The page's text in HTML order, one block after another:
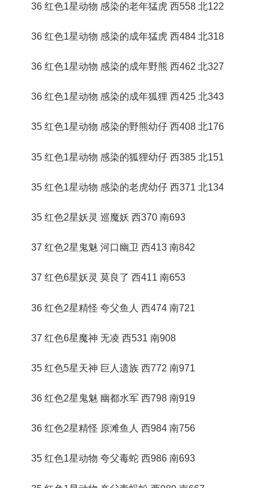
36 红色1星动物 感染的老年猛虎 西558 北122
36 红色1星动物 感染的成年猛虎 西484 北318
36 红色1星动物 感染的成年野熊 西462 北327
36 红色1星动物 感染的成年狐狸 西425 北343
35 红色1星动物 感染的野熊幼仔 西408 北176
35 红色1星动物 感染的狐狸幼仔 西385 北151
35 红色1星动物 感染的老虎幼仔 西371 北134
35 红色2星妖灵 巡魔妖 西370 南693
37 红色2星鬼魅 河口幽卫 西413 南842
37 红色6星妖灵 莫良了 西411 南653
36 红色2星精怪 夸父鱼人 西474 南721
37 红色6星魔神 无凌 西531 南908
35 红色5星天神 巨人遗族 西772 南971
36 红色2星鬼魅 幽都水军 西798 南919
36 红色2星精怪 原滩鱼人 西984 南756
35 红色1星动物 夸父毒蛇 西986 南693